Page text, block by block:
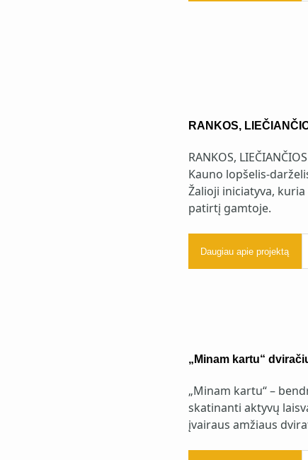
RANKOS,
RANKOS,
Kauno lopšelis-
Žalioji iniciatyva,
patirtį gamtoje.
Daugiau apie projektą
„Minam kartu“
„Minam kartu“ –
skatinanti aktyvų
įvairaus amžiaus